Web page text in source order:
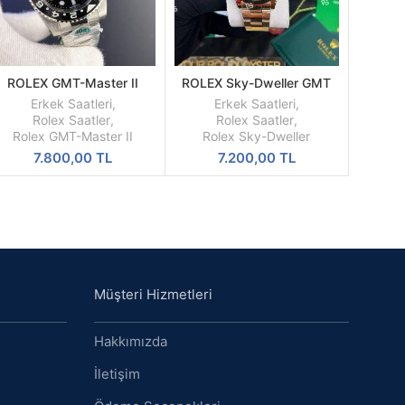
SEPETE
EKLE
ROLEX GMT-Master II
Bruce Wayne Oyster
Kordon Gri Bezel
126710GRNR
Erkek Saatleri,
Rolex Saatler,
Rolex GMT-Master II
7.800,00TL
SEPETE
EKLE
ROLEX Sky-Dweller GMT
Beyaz Kadran Sarı Kasa
Erkek Saati
Erkek Saatleri,
Rolex Saatler,
Rolex Sky-Dweller
7.200,00 TL
Müşteri Hizmetleri
Hakkımızda
İletişim